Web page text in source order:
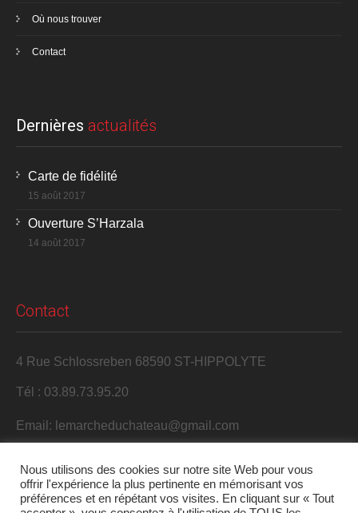
Où nous trouver
Contact
Dernières actualités
Carte de fidélité
15 août 2017
Ouverture S’Harzala
14 août 2017
Contact
4 Rue Schlossreben 68590 ST-HIPPOLYTE
Tél : 03.89.73.95.20
Email: lemarcheduchateau@gmail.com
Nous utilisons des cookies sur notre site Web pour vous
offrir l'expérience la plus pertinente en mémorisant vos
préférences et en répétant vos visites. En cliquant sur « Tout